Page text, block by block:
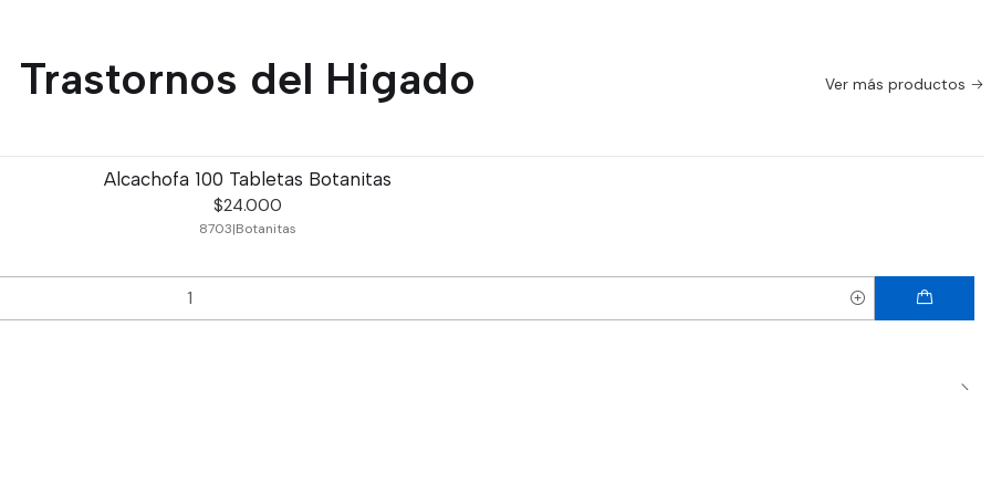
Trastornos del Higado Ver más productos
Alcachofa 100 Tabletas Botanitas
$24.000
8703|Botanitas